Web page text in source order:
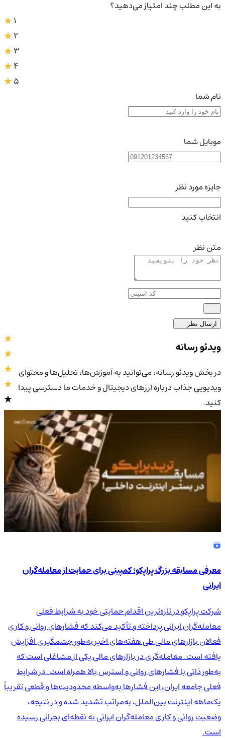
به این مطلب چند امتیاز می‌دهید؟
3
4
5
نام شما
موبایل شما
جایزه مورد نظر
انتخاب کنید
متن نظر
ارسال نظر
4.0/5
ویدئو رسانه
در بخش ویدئو رسانه، می‌توانید به آموزش‌ها، تحلیل‌ها و محتوای
ویدیویی جذاب درباره ارزهای دیجیتال و خدمات ما دسترسی پیدا
کنید.
معرفی مسابقه بزرگ پراپکو؛ کمپینی برای حمایت از معامله‌گران
ایرانی
شرکت پراپکو در تازه‌ترین اقدام حمایتی خود به شرایط فعلی
معامله‌گران ایرانی پرداخته و تأکید می‌کند که فشارهای روانی و کاری
فعالان بازارهای مالی طی هفته‌های اخیر به‌طور چشمگیری افزایش
یافته است. معامله‌گری در بازارهای مالی یکی از مشاغلی است که
به‌طور ذاتی با فشارهای روانی و استرس بالا همراه است. در شرایط
فعلی جامعه ایران، این فشارها به‌واسطه محدودیت‌ها و قطعی تقریباً
یک‌ماهه اینترنت بین‌الملل، به‌مراتب تشدید شده و در نتیجه،
وضعیت روانی و کاری معامله‌گران ایرانی به نقطه‌ای بحرانی رسیده
است.